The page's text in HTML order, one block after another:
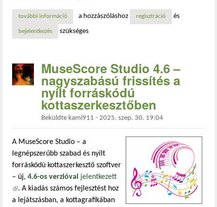
további információwireshark 4.6 – jelentős frissítést kapott a nyílt
a hozzászóláshoz regisztráció és
bejelentkezés szükséges
MuseScore Studio 4.6 –
nagyszabású frissítés a
nyílt forráskódú
kottaszerkesztőben
Beküldte kami911 - 2025. szep. 30. 19:04
A MuseScore Studio – a
legnépszerűbb szabad és nyílt
forráskódú kottaszerkesztő szoftver
– új, 4.6-os verzióval
jelentkezett
(külső hivatkozás)
. A kiadás számos fejlesztést hoz
a lejátszásban, a kottagrafikában